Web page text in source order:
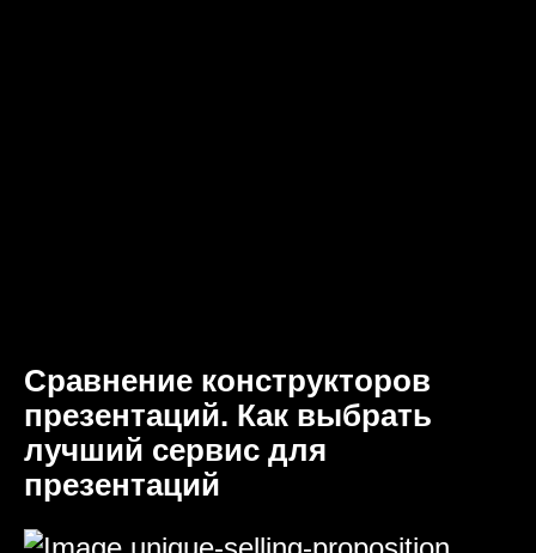
Сравнение конструкторов
презентаций. Как выбрать
лучший сервис для
презентаций